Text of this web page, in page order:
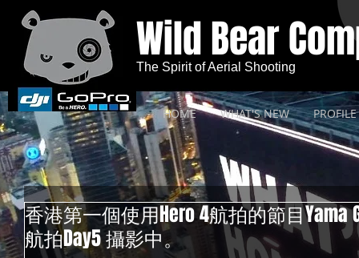
HOME WHAT'S NEW PROFILE
Wild Bear
The Spirit of Aerial Shooting
香港第一個使用Hero 4航拍的節目Yama
航拍Day5 攝影中。